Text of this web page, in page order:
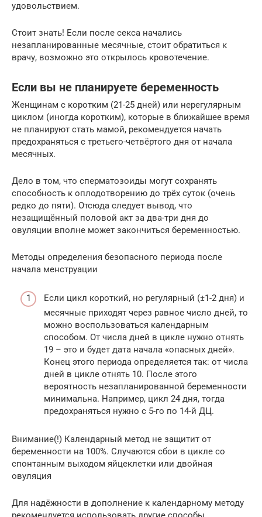
удовольствием.
Стоит знать! Если после секса начались
незапланированные месячные, стоит обратиться к
врачу, возможно это открылось кровотечение.
Если вы не планируете беременность
Женщинам с коротким (21-25 дней) или нерегулярным
циклом (иногда коротким), которые в ближайшее время
не планируют стать мамой, рекомендуется начать
предохраняться с третьего-четвёртого дня от начала
месячных.
Дело в том, что сперматозоиды могут сохранять
способность к оплодотворению до трёх суток (очень
редко до пяти). Отсюда следует вывод, что
незащищённый половой акт за два-три дня до
овуляции вполне может закончиться беременностью.
Методы определения безопасного периода после
начала менструации
Если цикл короткий, но регулярный (±1-2 дня) и
месячные приходят через равное число дней, то
можно воспользоваться календарным
способом. От числа дней в цикле нужно отнять
19 – это и будет дата начала «опасных дней».
Конец этого периода определяется так: от числа
дней в цикле отнять 10. После этого
вероятность незапланированной беременности
минимальна. Например, цикл 24 дня, тогда
предохраняться нужно с 5-го по 14-й ДЦ.
Внимание(!) Календарный метод не защитит от
беременности на 100%. Случаются сбои в цикле со
спонтанным выходом яйцеклетки или двойная
овуляция
Для надёжности в дополнение к календарному методу